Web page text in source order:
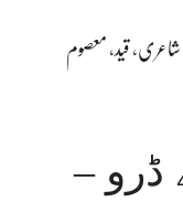
شاعری، قید ، معصوم
ڈرو –